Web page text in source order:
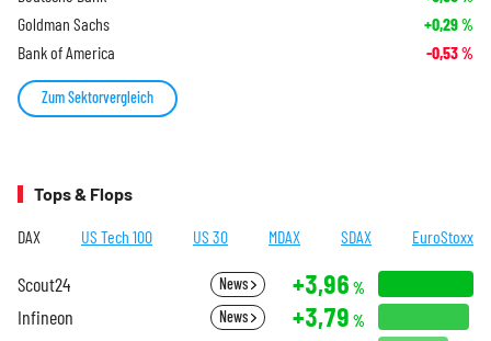
Goldman Sachs +0,29%
Bank of America -0,53%
Zum Sektorvergleich
Tops & Flops
DAX US Tech 100 US 30 MDAX SDAX EuroStoxx
Scout24 News +3,96 %
Infineon News +3,79 %